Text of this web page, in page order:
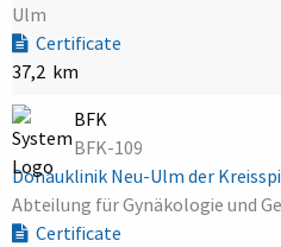
Ulm
Certificate
37,2 km
BFK
BFK-109
Donauklinik Neu-Ulm der
Abteilung für Gynäkologie und
Certificate